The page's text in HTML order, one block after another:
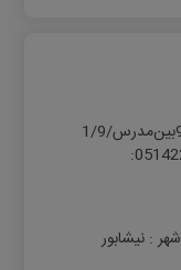
ﻧﯿﺸﺎﺑﻮر-ﺧﯿﺎﺑﺎنﻣﺪرس-ﻣﺪرس-9ﺑﯿﻦﻣﺪرس/1/9
شهر : نیشابور